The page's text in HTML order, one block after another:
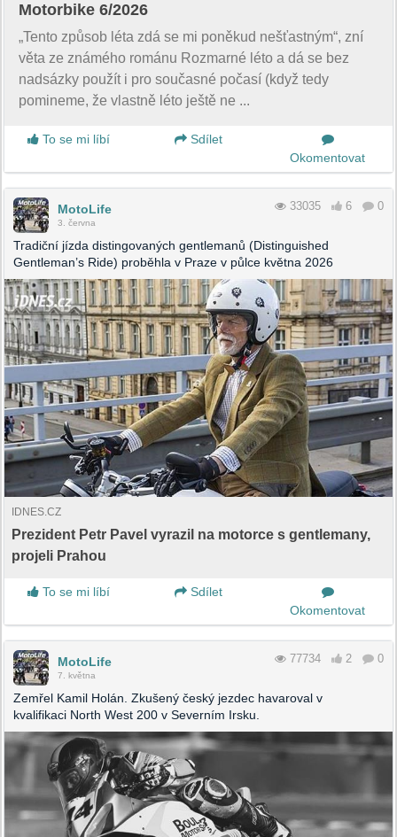
Motorbike 6/2026
„Tento způsob léta zdá se mi poněkud nešťastným“, zní
věta ze známého románu Rozmarné léto a dá se bez
nadsázky použít i pro současné počasí (když tedy
pomineme, že vlastně léto ještě ne ...
To se mi líbí
Sdílet
Okomentovat
MotoLife
3. června
33035 6 0
Tradiční jízda distingovaných gentlemanů (Distinguished
Gentleman’s Ride) proběhla v Praze v půlce května 2026
IDNES.CZ
Prezident Petr Pavel vyrazil na motorce s gentlemany,
projeli Prahou
To se mi líbí
Sdílet
Okomentovat
MotoLife
7. května
77734 2 0
Zemřel Kamil Holán. Zkušený český jezdec havaroval v
kvalifikaci North West 200 v Severním Irsku.